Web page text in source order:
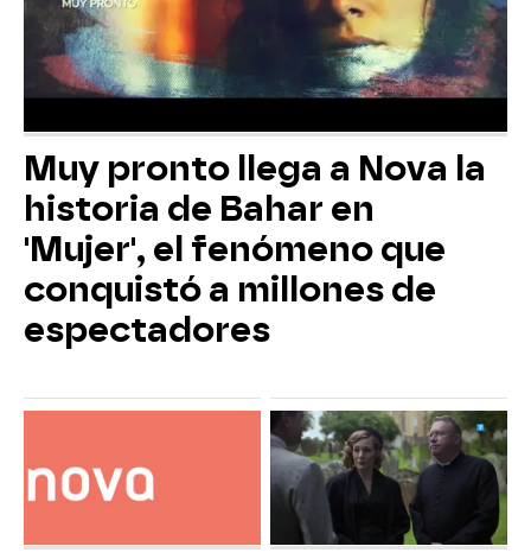
Muy pronto llega a Nova la
historia de Bahar en
'Mujer', el fenómeno que
conquistó a millones de
espectadores